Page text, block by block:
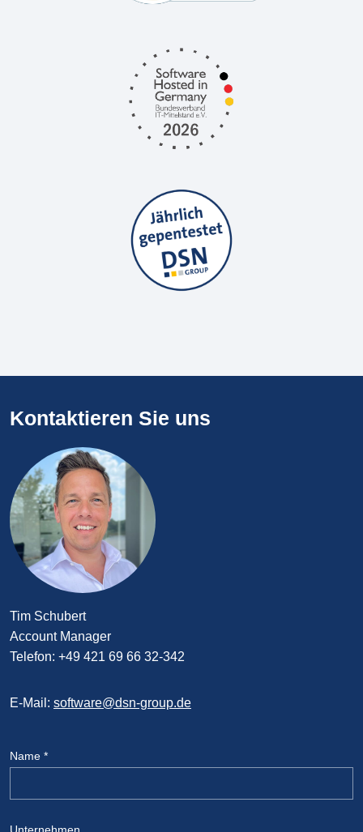
Kontaktieren Sie uns
Tim Schubert
Account Manager
Telefon: +49 421 69 66 32-342
E-Mail: software@dsn-group.de
Name *